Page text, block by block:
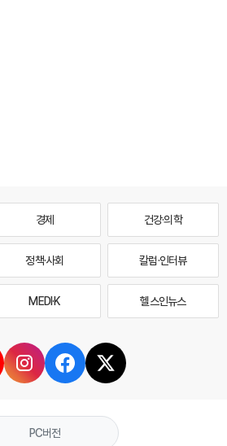
경제 건강·의학
정책·사회 칼럼·인터뷰
MEDI·K 헬스인뉴스
PC버전